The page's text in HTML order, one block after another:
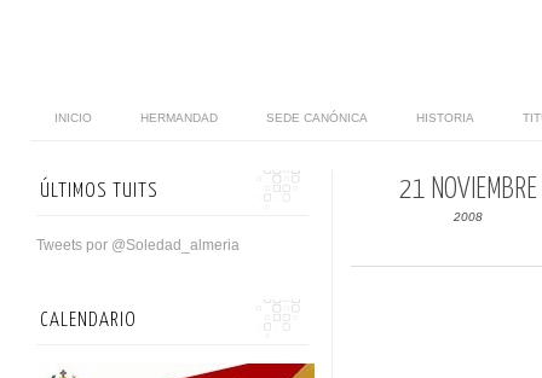
INICIO HERMANDAD SEDE CANÓNICA HISTORIA
21 NOVIEMBRE
2008
ÚLTIMOS TUITS
Tweets por @Soledad_almeria
CALENDARIO